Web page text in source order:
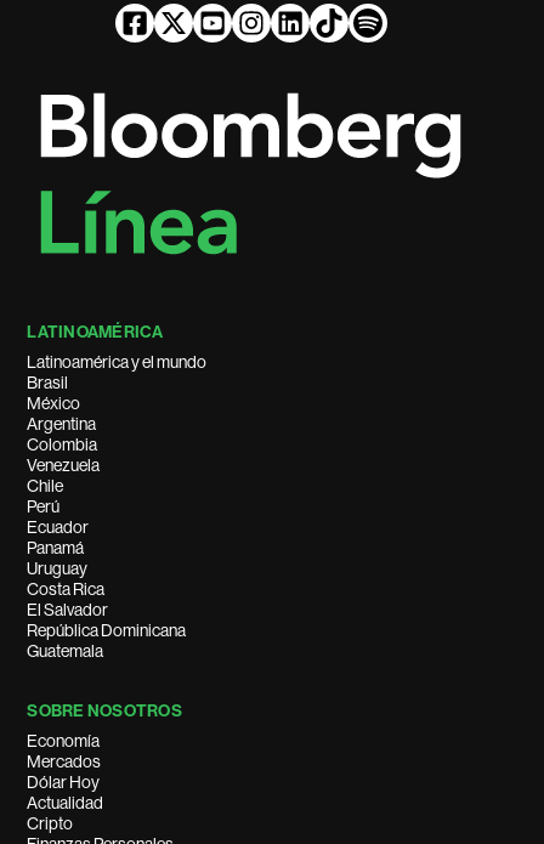
LATINOAMÉRICA
Latinoamérica y el mundo
Brasil
México
Argentina
Colombia
Venezuela
Chile
Perú
Ecuador
Panamá
Uruguay
Costa Rica
El Salvador
República Dominicana
Guatemala
SOBRE NOSOTROS
Economía
Mercados
Dólar Hoy
Actualidad
Cripto